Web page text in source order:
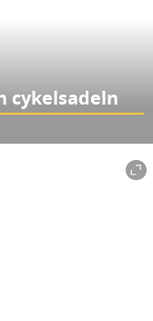
cykelsadeln